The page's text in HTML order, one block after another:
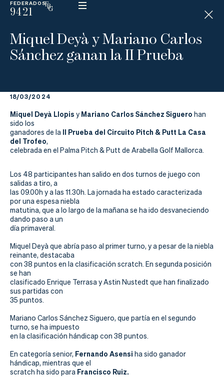
FEDERADOS
9421
ESP
N
D
I
C
La
Federación
Federarse
Jugar
Aprender
Actualidad
Tienda
Miquel Deyà y Mariano Carlos
Sánchez ganan la II Prueba
18/03/2024
Miquel Deyà Llopis y Mariano Carlos Sánchez Siguero han
sido los
ganadores de la II Prueba del Circuito Pitch & Putt La Casa
del Trofeo,
celebrada en el Palma Pitch & Putt de Arabella Golf Mallorca.
Los 48 participantes han salido en dos turnos de juego con
salidas a tiro, a
las 09.00h y a las 11.30h. La jornada ha estado caracterizada
por una espesa niebla
matutina, que a lo largo de la mañana se ha ido desvaneciendo
dando paso a un
día primaveral.
Miquel Deyà que abría paso al primer turno, y a pesar de la niebla
reinante, destacaba
con 38 puntos en la clasificación scratch. En segunda posición
se han
clasificado Enrique Terrasa y Astin Nustedt que han finalizado
sus partidas con
35 puntos.
Mariano Carlos Sánchez Siguero, que partía en el segundo
turno, se ha impuesto
en la clasificación hándicap con 38 puntos.
En categoría senior, Fernando Asensi ha sido ganador
hándicap, mientras que el
scratch ha sido para Francisco Ruiz.